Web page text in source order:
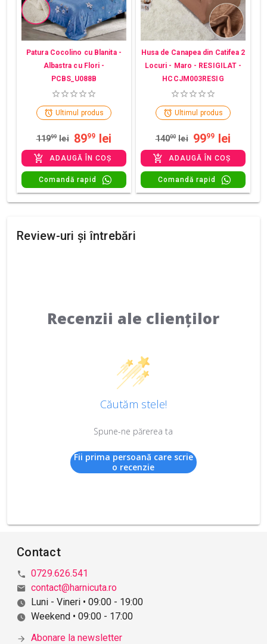
Patura Cocolino cu Blanita -
Albastra cu Flori -
PCBS_U088B
Ultimul produs
11999 lei 8999 lei
ADAUGĂ ÎN COȘ
Comandă rapid
Husa de Canapea din Catifea 2
Locuri - Maro - RESIGILAT -
HCCJM003RESIG
Ultimul produs
14000 lei 9999 lei
ADAUGĂ ÎN COȘ
Comandă rapid
Review-uri și întrebări
Recenzii ale clienților
Căutăm stele!
Spune-ne părerea ta
Fii prima persoană care scrie
o recenzie
Contact
0729.626.541
contact@harnicuta.ro
Luni - Vineri • 09:00 - 19:00
Weekend • 09:00 - 17:00
Abonare la newsletter